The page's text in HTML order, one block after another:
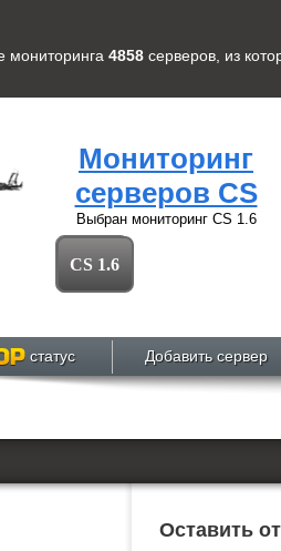
мониторинга 4858 серверов , из
Мониторинг
серверов CS
Выбран мониторинг CS 1.6
CS 1.6
статус Добавить сервер
Оставить